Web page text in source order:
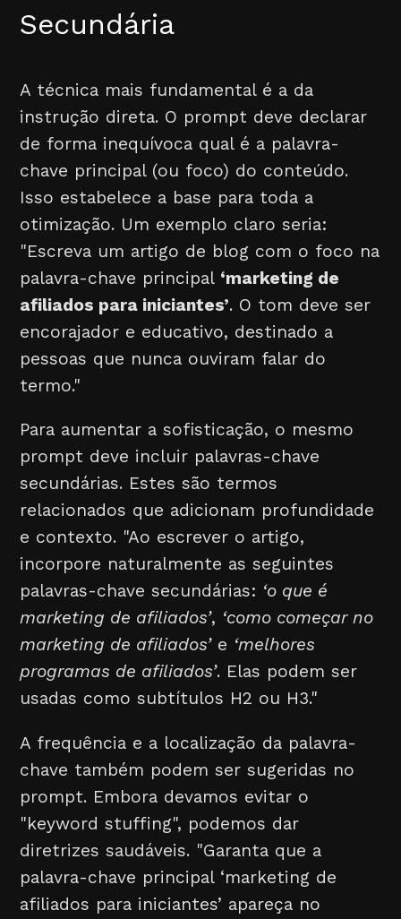
Secundária
A técnica mais fundamental é a da
instrução direta. O prompt deve declarar
de forma inequívoca qual é a palavra-
chave principal (ou foco) do conteúdo.
Isso estabelece a base para toda a
otimização. Um exemplo claro seria:
"Escreva um artigo de blog com o foco na
palavra-chave principal ‘marketing de
afiliados para iniciantes’. O tom deve ser
encorajador e educativo, destinado a
pessoas que nunca ouviram falar do
termo."
Para aumentar a sofisticação, o mesmo
prompt deve incluir palavras-chave
secundárias. Estes são termos
relacionados que adicionam profundidade
e contexto. "Ao escrever o artigo,
incorpore naturalmente as seguintes
palavras-chave secundárias: ‘o que é
marketing de afiliados’, ‘como começar no
marketing de afiliados’e ‘melhores
programas de afiliados’. Elas podem ser
usadas como subtítulos H2 ou H3."
A frequência e a localização da palavra-
chave também podem ser sugeridas no
prompt. Embora devamos evitar o
"keyword stuffing", podemos dar
diretrizes saudáveis. "Garanta que a
palavra-chave principal ‘marketing de
afiliados para iniciantes’ apareça no